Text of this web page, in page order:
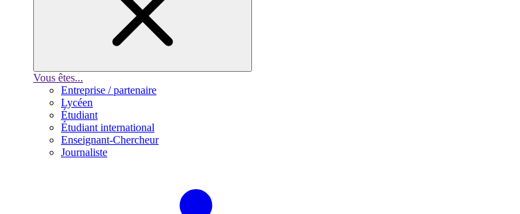
Vous êtes...
Entreprise / partenaire
Lycéen
Étudiant
Étudiant international
Enseignant-Chercheur
Journaliste